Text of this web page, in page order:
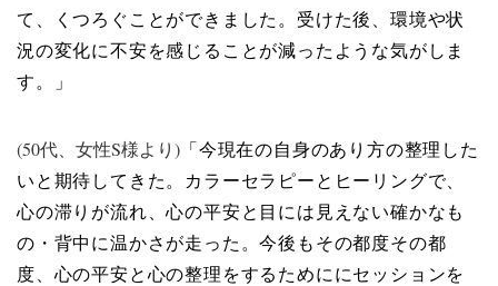
て、くつろぐことができました。受けた後、環境や状
況の変化に不安を感じることが減ったような気がしま
す。」
(50代、女性S様より) 「今現在の自身のあり方の整理した
いと期待してきた。カラーセラピーとヒーリングで、
心の滞りが流れ、心の平安と目には見えない確かなも
の・背中に温かさが走った。今後もその都度その都
度、心の平安と心の整理をするためににセッションを